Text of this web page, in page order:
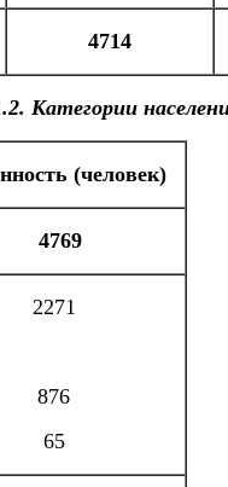
4714
Категории
(человек)
4769
2271
876
65